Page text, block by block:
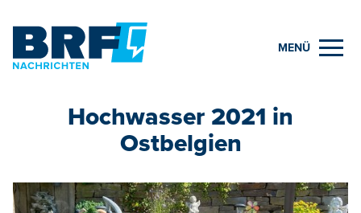
MENÜ
Hochwasser 2021 in
Ostbelgien